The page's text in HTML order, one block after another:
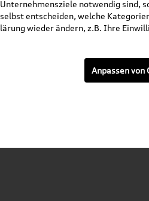
in 2 Stunden, 36 Minuten
notwendig sind,
entscheiden, welche
wieder ändern, z.B. Ihre
Anpassen von